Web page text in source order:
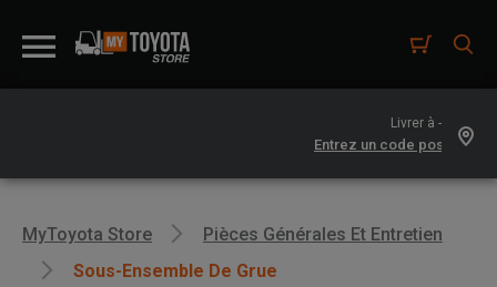
Livrer à -
MyToyota Store
Pièces Générales Et Entretien
Sous-Ensemble De Grue